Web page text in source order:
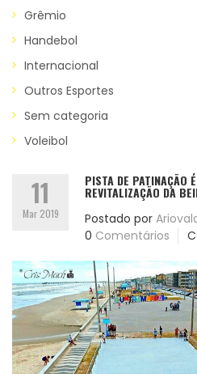
Grêmio
Handebol
Internacional
Outros Esportes
Sem categoria
Voleibol
11
Mar 2019
PISTA DE PATINAÇÃO
REVITALIZAÇÃO DA
Postado por
0 Comentários